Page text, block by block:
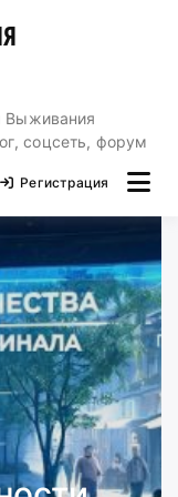
Выживания
соцсеть, форум
Регистрация